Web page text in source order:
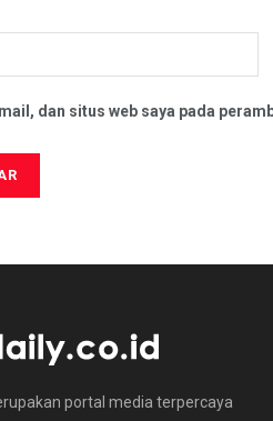
dan situs web saya pada
portal media terpercaya